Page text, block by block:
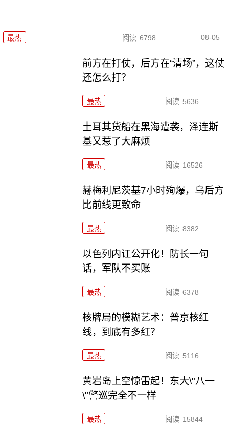
最热 阅读 6798 08-05
前方在打仗，后方在“清场”，这仗
还怎么打？
最热 阅读 5636
土耳其货船在黑海遭袭，泽连斯
基又惹了大麻烦
最热 阅读 16526
赫梅利尼茨基7小时殉爆，乌后方
比前线更致命
最热 阅读 8382
以色列内讧公开化！防长一句
话，军队不买账
最热 阅读 6378
核牌局的模糊艺术：普京核红
线，到底有多红？
最热 阅读 5116
黄岩岛上空惊雷起！东大\"八一
\"警巡完全不一样
最热 阅读 15844